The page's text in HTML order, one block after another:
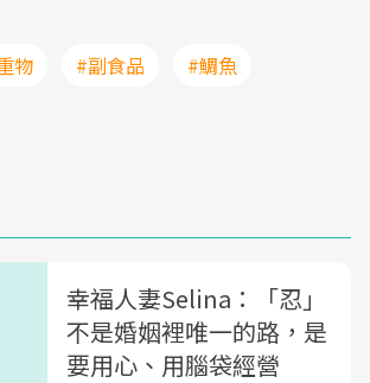
物 #副食品
#鯛魚
幸福人妻Selina：「忍」
不是婚姻裡唯一的路，是
要用心、用腦袋經營